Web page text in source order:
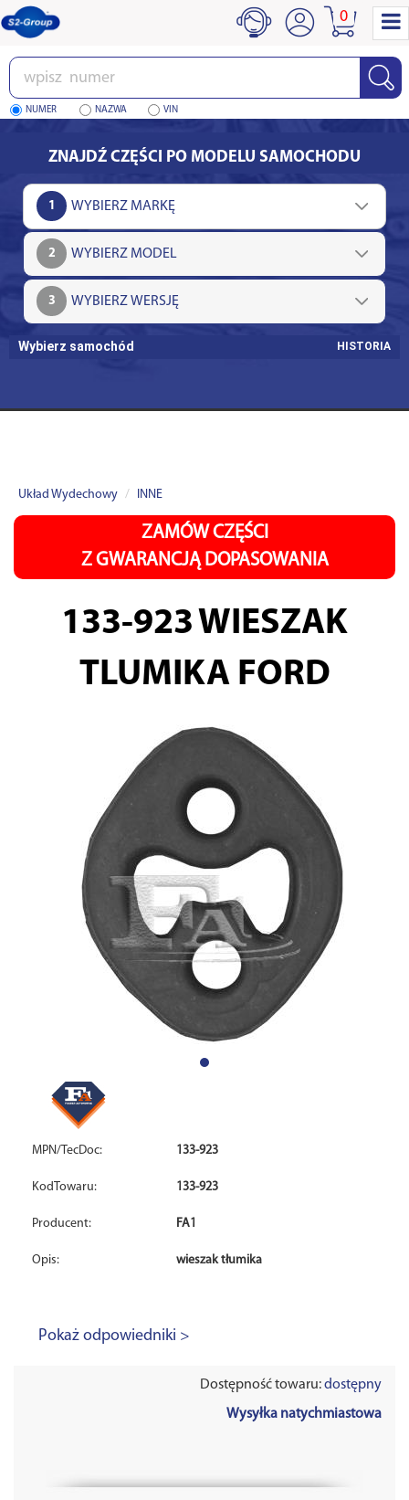
Wpisz
numer
NUMER NAZWA VIN
0
ZNAJDŹ CZĘŚCI PO MODELU SAMOCHODU
1
2
3
Wybierz samochód HISTORIA
Układ Wydechowy INNE
ZAMÓW CZĘŚCI
Z GWARANCJĄ DOPASOWANIA
133-923 WIESZAK
TLUMIKA FORD
MPN/TecDoc: 133-923
KodTowaru: 133-923
Producent: FA1
Opis: wieszak tłumika
Pokaż odpowiedniki >
Dostępność towaru:dostępny
Wysyłka natychmiastowa